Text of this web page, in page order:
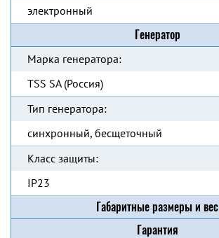
электронный
Генератор
Марка генератора:
TSS SA (Россия)
Тип генератора:
синхронный, бесщеточный
Класс защиты:
IP23
Габаритные размеры и вес
Гарантия